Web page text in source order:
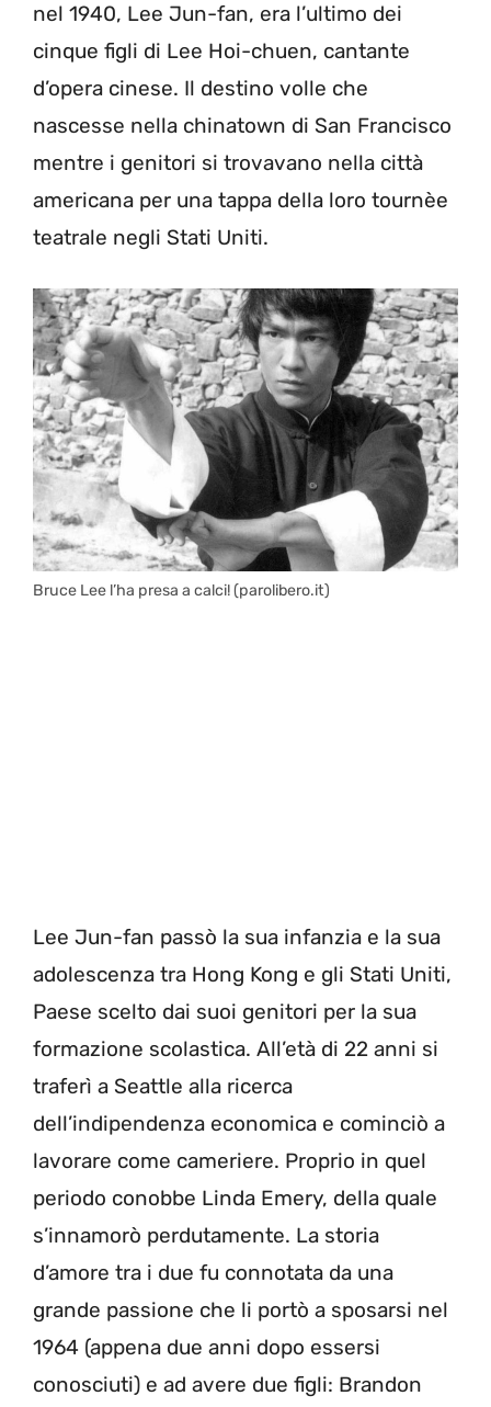
nel 1940, Lee Jun-fan, era l’ultimo dei
cinque figli di Lee Hoi-chuen, cantante
d’opera cinese. Il destino volle che
nascesse nella chinatown di San Francisco
mentre i genitori si trovavano nella città
americana per una tappa della loro tournèe
teatrale negli Stati Uniti.
Bruce Lee l’ha presa a calci! (parolibero.it)
Lee Jun-fan passò la sua infanzia e la sua
adolescenza tra Hong Kong e gli Stati Uniti,
Paese scelto dai suoi genitori per la sua
formazione scolastica. All’età di 22 anni si
traferì a Seattle alla ricerca
dell’indipendenza economica e cominciò a
lavorare come cameriere. Proprio in quel
periodo conobbe Linda Emery, della quale
s’innamorò perdutamente. La storia
d’amore tra i due fu connotata da una
grande passione che li portò a sposarsi nel
1964 (appena due anni dopo essersi
conosciuti) e ad avere due figli: Brandon